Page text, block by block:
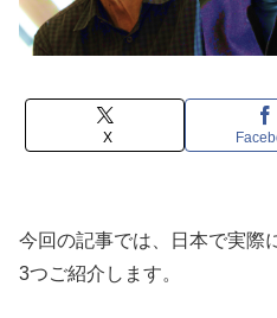
X
今回の記事では、日本で実際
3つご紹介します。